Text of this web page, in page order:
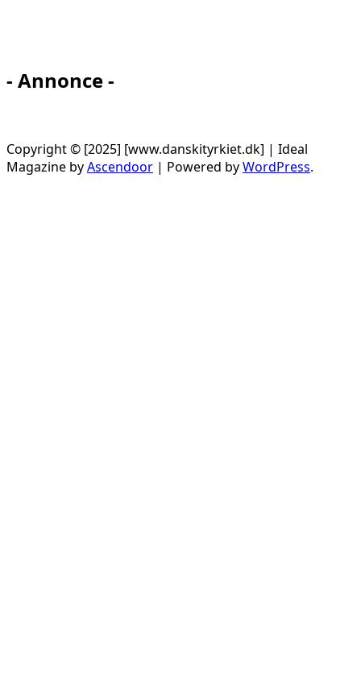
- Annonce -
Copyright © [2025] [www.danskityrkiet.dk] | Ideal
Magazine byAscendoor | Powered byWordPress.